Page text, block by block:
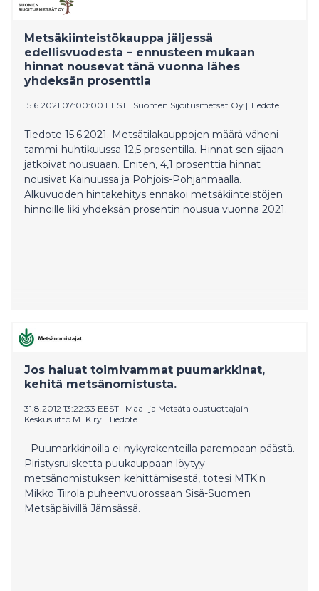
Metsäkiinteistökauppa jäljessä
edellisvuodesta – ennusteen mukaan
hinnat nousevat tänä vuonna lähes
yhdeksän prosenttia
15.6.2021 07:00:00 EEST | Suomen Sijoitusmetsät Oy | Tiedote
Tiedote 15.6.2021. Metsätilakauppojen määrä väheni
tammi-huhtikuussa 12,5 prosentilla. Hinnat sen sijaan
jatkoivat nousuaan. Eniten, 4,1 prosenttia hinnat
nousivat Kainuussa ja Pohjois-Pohjanmaalla.
Alkuvuoden hintakehitys ennakoi metsäkiinteistöjen
hinnoille liki yhdeksän prosentin nousua vuonna 2021.
Jos haluat toimivammat puumarkkinat,
kehitä metsänomistusta.
31.8.2012 13:22:33 EEST | Maa- ja Metsätaloustuottajain
Keskusliitto MTK ry | Tiedote
- Puumarkkinoilla ei nykyrakenteilla parempaan päästä.
Piristysruisketta puukauppaan löytyy
metsänomistuksen kehittämisestä, totesi MTK:n
Mikko Tiirola puheenvuorossaan Sisä-Suomen
Metsäpäivillä Jämsässä.